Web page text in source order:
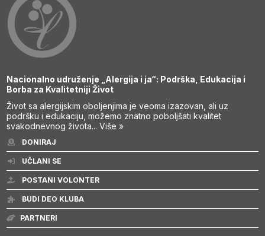
Nacionalno udruženje „Alergija i ja“: Podrška, Edukacija i
Borba za Kvalitetniji Život
Život sa alergijskim oboljenjima je veoma izazovan, ali uz
podršku i edukaciju, možemo znatno poboljšati kvalitet
svakodnevnog života...Više »
DONIRAJ
UČLANI SE
POSTANI VOLONTER
BUDI DEO KLUBA
PARTNERI